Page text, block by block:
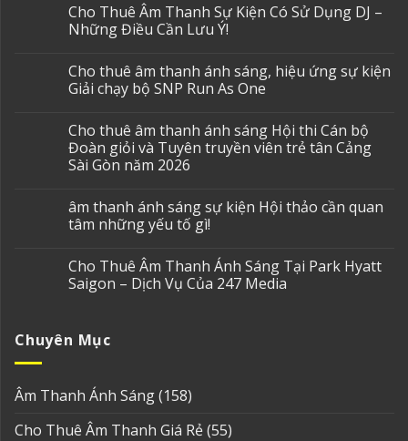
Cho Thuê Âm Thanh Sự Kiện Có Sử Dụng DJ –
Những Điều Cần Lưu Ý!
Cho thuê âm thanh ánh sáng, hiệu ứng sự kiện
Giải chạy bộ SNP Run As One
Cho thuê âm thanh ánh sáng Hội thi Cán bộ
Đoàn giỏi và Tuyên truyền viên trẻ tân Cảng
Sài Gòn năm 2026
âm thanh ánh sáng sự kiện Hội thảo cần quan
tâm những yếu tố gì!
Cho Thuê Âm Thanh Ánh Sáng Tại Park Hyatt
Saigon – Dịch Vụ Của 247 Media
Chuyên Mục
Âm Thanh Ánh Sáng(158)
Cho Thuê Âm Thanh Giá Rẻ(55)